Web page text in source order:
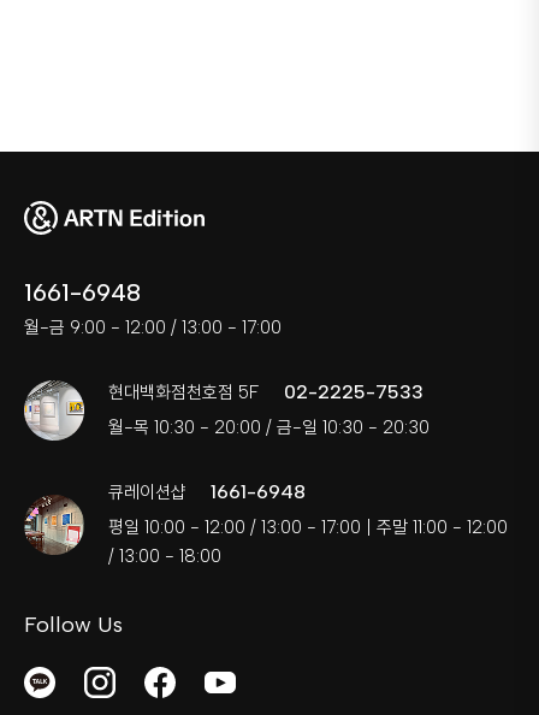
1661-6948
월-금 9:00 - 12:00 / 13:00 - 17:00
현대백화점천호점 5F 02-2225-7533
월-목 10:30 - 20:00 / 금-일 10:30 - 20:30
큐레이션샵 1661-6948
평일 10:00 - 12:00 / 13:00 - 17:00 | 주말 11:00 - 12:00
/ 13:00 - 18:00
Follow Us